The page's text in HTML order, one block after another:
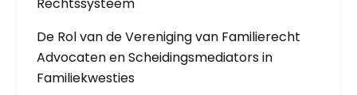
De Rol van de Vereniging van Familierecht
Advocaten en Scheidingsmediators in
Familiekwesties